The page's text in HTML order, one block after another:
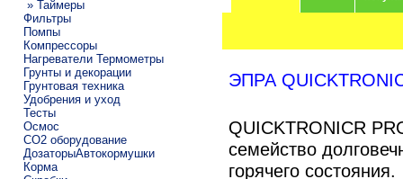
» Таймеры
Фильтры
Помпы
Компрессоры
Нагреватели Термометры
Грунты и декорации
Грунтовая техника
Удобрения и уход
Тесты
Осмос
CO2 оборудование
ДозаторыАвтокормушки
Корма
ЭПРА
QUICKTRONICR
семейство
горячего состояния.